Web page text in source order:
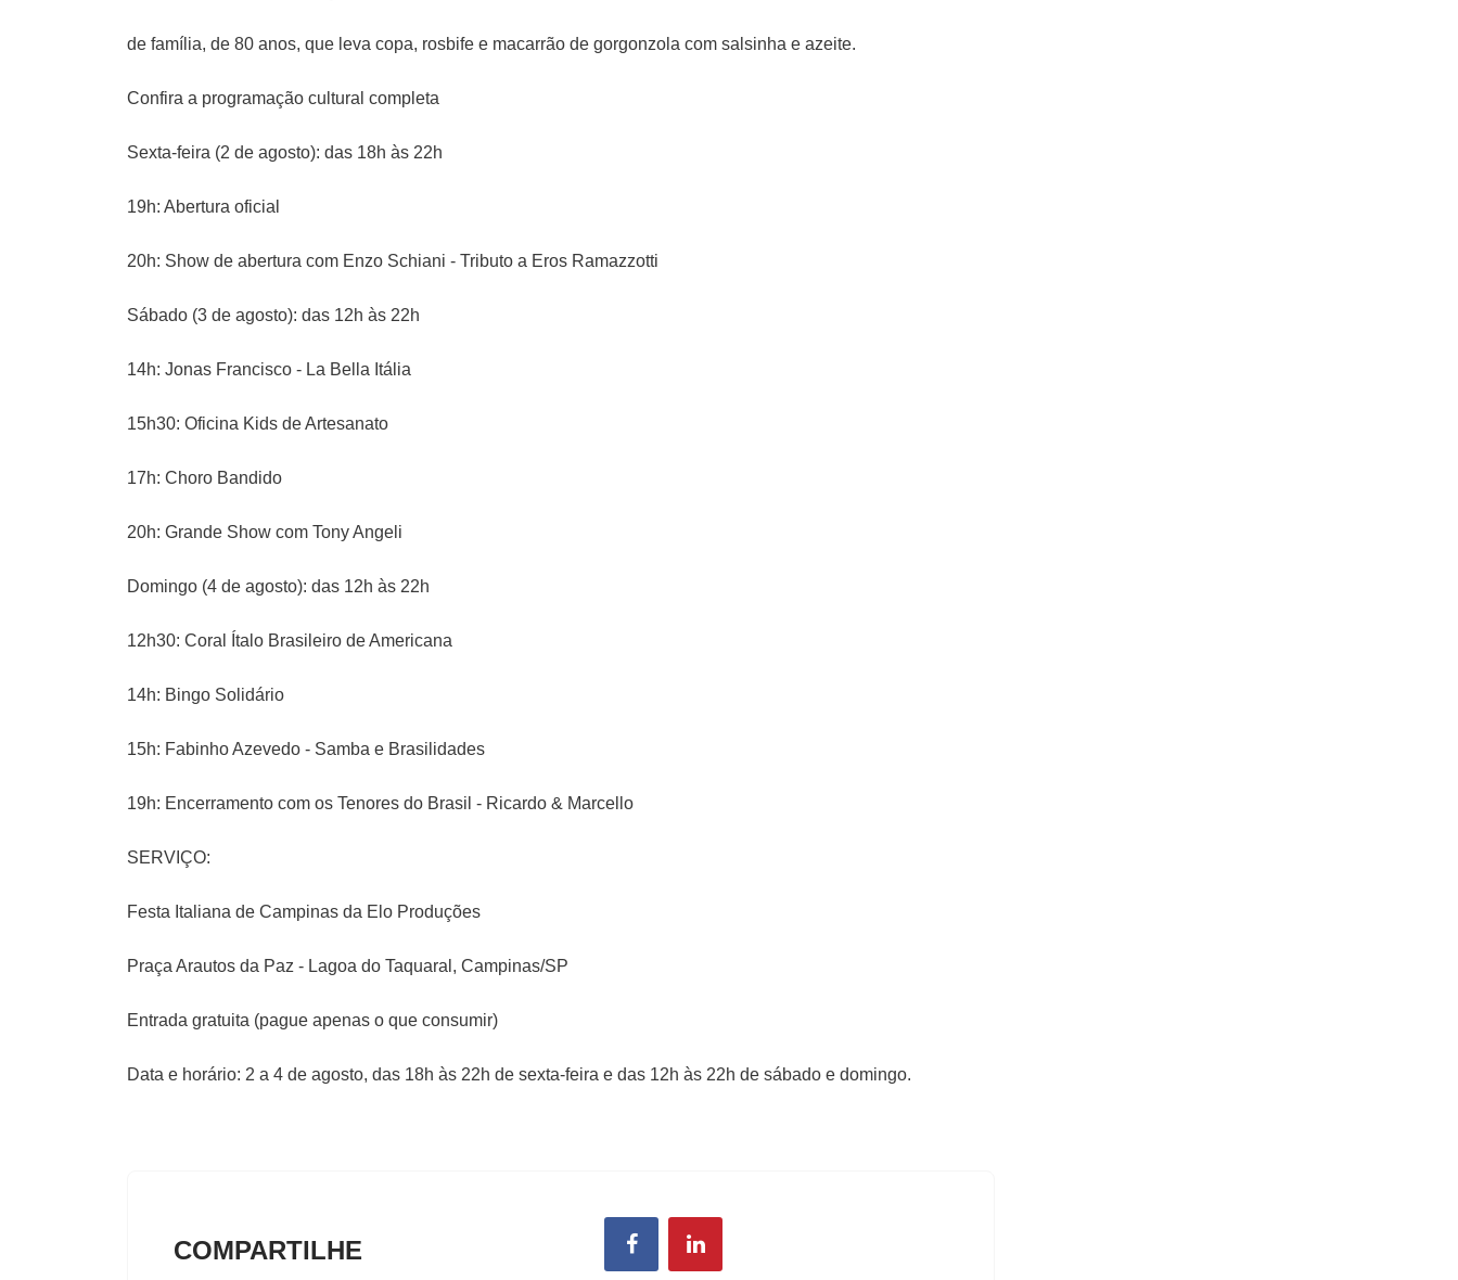
de família, de 80 anos, que leva copa, rosbife e macarrão de gorgonzola com salsinha e azeite.
Confira a programação cultural completa
Sexta-feira (2 de agosto): das 18h às 22h
19h: Abertura oficial
20h: Show de abertura com Enzo Schiani - Tributo a Eros Ramazzotti
Sábado (3 de agosto): das 12h às 22h
14h: Jonas Francisco - La Bella Itália
15h30: Oficina Kids de Artesanato
17h: Choro Bandido
20h: Grande Show com Tony Angeli
Domingo (4 de agosto): das 12h às 22h
12h30: Coral Ítalo Brasileiro de Americana
14h: Bingo Solidário
15h: Fabinho Azevedo - Samba e Brasilidades
19h: Encerramento com os Tenores do Brasil - Ricardo & Marcello
SERVIÇO:
Festa Italiana de Campinas da Elo Produções
Praça Arautos da Paz - Lagoa do Taquaral, Campinas/SP
Entrada gratuita (pague apenas o que consumir)
Data e horário: 2 a 4 de agosto, das 18h às 22h de sexta-feira e das 12h às 22h de sábado e domingo.
COMPARTILHE